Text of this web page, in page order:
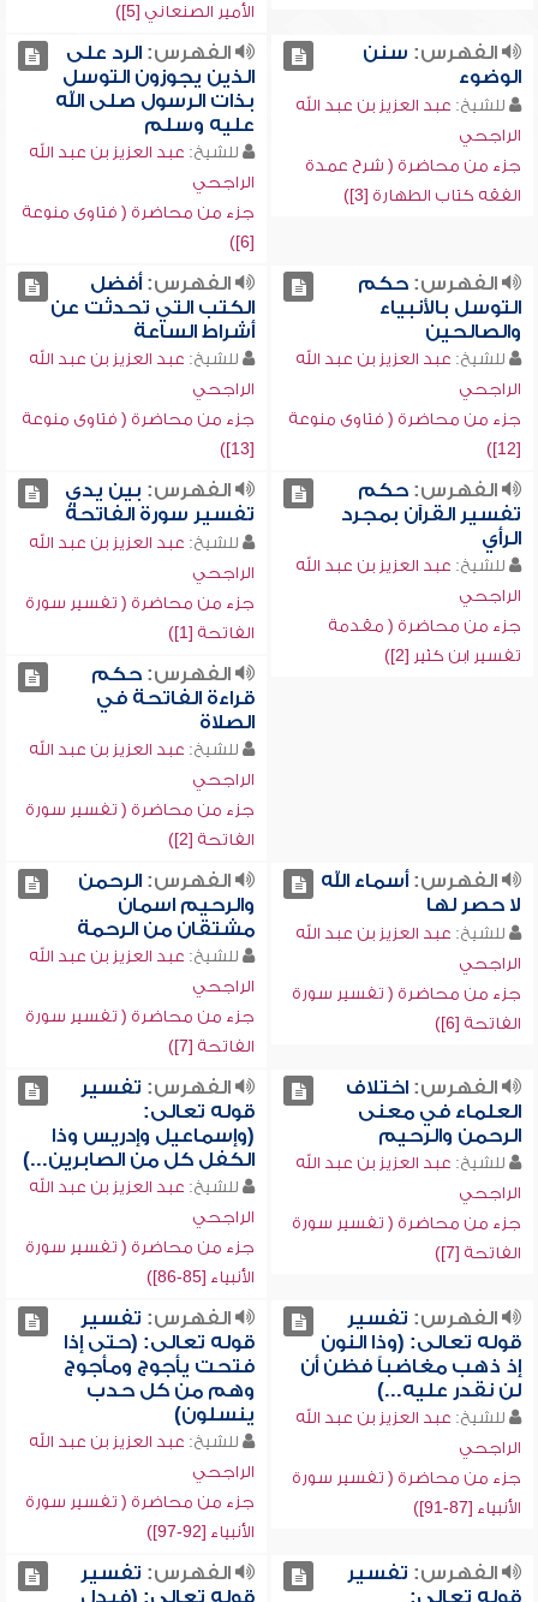
الأمير الصنعاني [5])
الفهرس: سنن
الوضوء
للشيخ: عبد العزيز بن عبد الله
الراجحي
جزء من محاضرة ( شرح عمدة
الفقه كتاب الطهارة [3])
الفهرس:الرد على
الذين يجوزون التوسل
بذات الرسول صلى الله
عليه وسلم
للشيخ: عبد العزيز بن عبد الله
الراجحي
جزء من محاضرة ( فتاوى منوعة
[6])
الفهرس:حكم
التوسل بالأنبياء
والصالحين
للشيخ: عبد العزيز بن عبد الله
الراجحي
جزء من محاضرة ( فتاوى منوعة
[12])
الفهرس:أفضل
الكتب التي تحدثت عن
أشراط الساعة
للشيخ: عبد العزيز بن عبد الله
الراجحي
جزء من محاضرة ( فتاوى منوعة
[13])
الفهرس:حكم
تفسير القرآن بمجرد
الرأي
للشيخ: عبد العزيز بن عبد الله
الراجحي
جزء من محاضرة ( مقدمة
تفسير ابن كثير [2])
الفهرس: بين يدي
تفسير سورة الفاتحة
للشيخ: عبد العزيز بن عبد الله
الراجحي
جزء من محاضرة ( تفسير سورة
الفاتحة [1])
الفهرس:حكم
قراءة الفاتحة في
الصلاة
للشيخ: عبد العزيز بن عبد الله
الراجحي
جزء من محاضرة ( تفسير سورة
الفاتحة [2])
الفهرس:أسماء الله
لا حصر لها
للشيخ: عبد العزيز بن عبد الله
الراجحي
جزء من محاضرة ( تفسير سورة
الفاتحة [6])
الفهرس:الرحمن
والرحيم اسمان
مشتقان من الرحمة
للشيخ: عبد العزيز بن عبد الله
الراجحي
جزء من محاضرة ( تفسير سورة
الفاتحة [7])
الفهرس:اختلاف
العلماء في معنى
الرحمن والرحيم
للشيخ: عبد العزيز بن عبد الله
الراجحي
جزء من محاضرة ( تفسير سورة
الفاتحة [7])
الفهرس: تفسير
قوله تعالى:
(وإسماعيل وإدريس وذا
الكفل كل من الصابرين...)
للشيخ: عبد العزيز بن عبد الله
الراجحي
جزء من محاضرة ( تفسير سورة
الأنبياء [85-86])
الفهرس: تفسير
قوله تعالى: (وذا النون
إذ ذهب مغاضباً فظن أن
لن نقدر عليه...)
للشيخ: عبد العزيز بن عبد الله
الراجحي
جزء من محاضرة ( تفسير سورة
الأنبياء [87-91])
الفهرس: تفسير
قوله تعالى: (حتى إذا
فتحت يأجوج ومأجوج
وهم من كل حدب
ينسلون)
للشيخ: عبد العزيز بن عبد الله
الراجحي
جزء من محاضرة ( تفسير سورة
الأنبياء [92-97])
الفهرس: تفسير
قوله تعالى:
الفهرس: تفسير
قوله تعالى: (فبدل